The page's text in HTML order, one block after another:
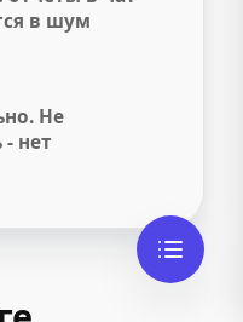
в шум
Не
нет